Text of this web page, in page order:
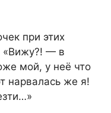
при этих
«Вижу?! — в
мой, у неё что
нарвалась же я!